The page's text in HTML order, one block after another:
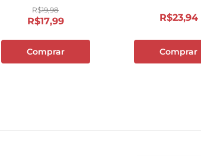
R$19,98
R$17,99
Comprar
R$23,94
Comprar